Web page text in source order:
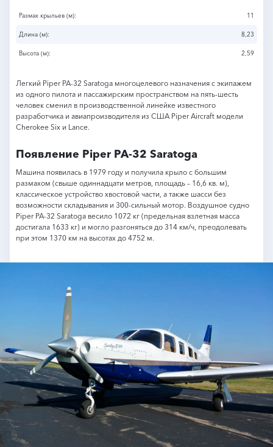
Размах крыльев (м): 11
Длина (м): 8,23
Высота (м): 2,59
Легкий Piper PA-32 Saratoga многоцелевого назначения с экипажем
из одного пилота и пассажирским пространством на пять-шесть
человек сменил в производственной линейке известного
разработчика и авиапроизводителя из США Piper Aircraft модели
Cherokee Six и Lance.
Появление Piper PA-32 Saratoga
Машина появилась в 1979 году и получила крыло с большим
размахом (свыше одиннадцати метров, площадь – 16,6 кв. м),
классическое устройство хвостовой части, а также шасси без
возможности складывания и 300-сильный мотор. Воздушное судно
Piper PA-32 Saratoga весило 1072 кг (предельная взлетная масса
достигала 1633 кг) и могло разгоняться до 314 км/ч, преодолевать
при этом 1370 км на высотах до 4752 м.